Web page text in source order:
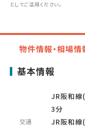
としてご活用ください。
物件情報・相場情
基本情報
交通
JR阪和線
3分
JR阪和線